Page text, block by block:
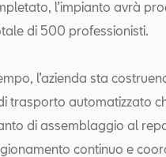
l’impianto avrà
di 500 professionisti.
l’azienda sta
trasporto automatizzato
di assemblaggio al
continuo e